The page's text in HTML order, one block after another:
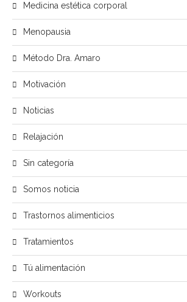
Medicina estética corporal
Menopausia
Método Dra. Amaro
Motivación
Noticias
Relajación
Sin categoría
Somos noticia
Trastornos alimenticios
Tratamientos
Tú alimentación
Workouts